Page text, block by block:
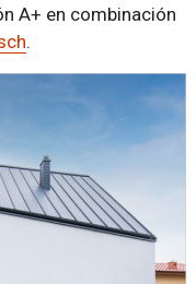
A+ en combinación
.